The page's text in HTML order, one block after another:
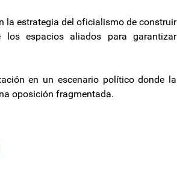
la estrategia del oficialismo de construir
espacios aliados para garantizar
en un escenario político donde la
oposición fragmentada.
a Laguna Blanca
Milei convocó a su Gabinete en Casa Rosada